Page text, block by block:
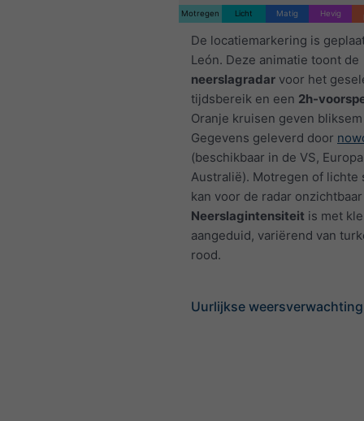
Motregen Licht Matig Hevig
De locatiemarkering is
León. Deze animatie toont de
neerslagradar voor het
tijdsbereik en een 2h-
Oranje kruisen geven bliksem
Gegevens geleverd door
(beschikbaar in de VS,
Australië). Motregen of lichte
kan voor de radar
Neerslagintensiteit is met
aangeduid, variërend van
rood.
Uurlijkse